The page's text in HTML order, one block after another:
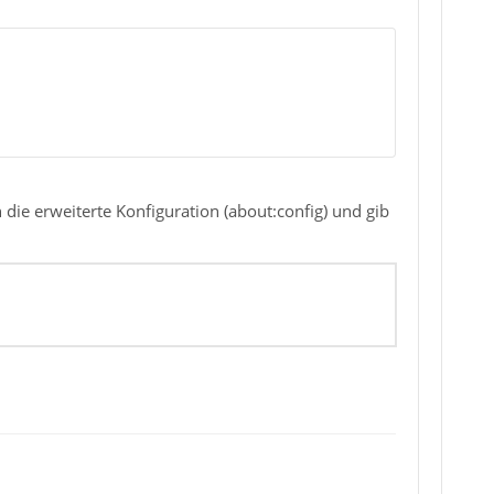
erweiterte Konfiguration (about:config) und gib